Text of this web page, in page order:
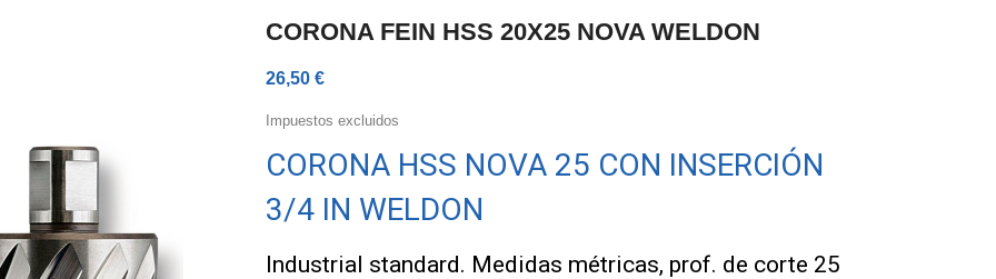
CORONA FEIN HSS 20X25 NOVA WELDON
26,50 €
Impuestos excluidos
CORONA HSS NOVA 25 CON INSERCIÓN
3/4 IN WELDON
Industrial standard. Medidas métricas, prof. de corte 25